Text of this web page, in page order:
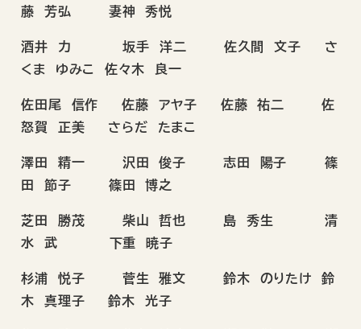
藤 芳弘 妻神 秀悦
酒井 力 坂手 洋二 佐久間 文子 さ
くま ゆみこ 佐々木 良一
佐田尾 信作 佐藤 アヤ子 佐藤 祐二 佐
怒賀 正美 さらだ たまこ
澤田 精一 沢田 俊子 志田 陽子 篠
田 節子 篠田 博之
芝田 勝茂 柴山 哲也 島 秀生 清
水 武 下重 暁子
杉浦 悦子 菅生 雅文 鈴木 のりたけ 鈴
木 真理子 鈴木 光子